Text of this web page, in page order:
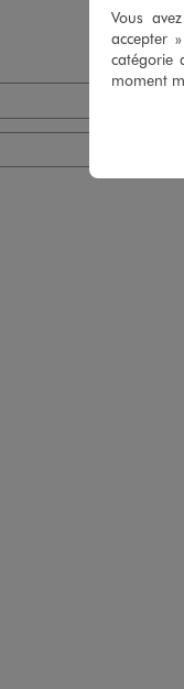
0
Vous
accepter
catégorie
moment